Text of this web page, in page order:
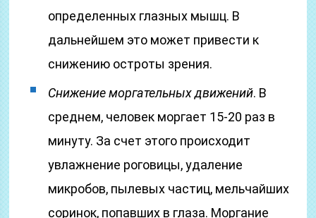
определенных глазных мышц. В
дальнейшем это может привести к
снижению остроты зрения.
Снижение моргательных движений. В
среднем, человек моргает 15-20 раз в
минуту. За счет этого происходит
увлажнение роговицы, удаление
микробов, пылевых частиц, мельчайших
соринок, попавших в глаза. Моргание